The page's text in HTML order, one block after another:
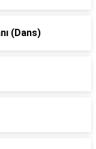
(Dans)